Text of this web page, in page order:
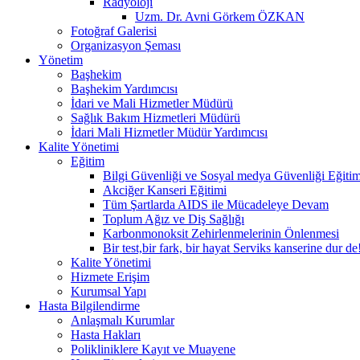
Uzm. Dr. Avni Görkem ÖZKAN
Fotoğraf Galerisi
Organizasyon Şeması
Yönetim
Başhekim
Başhekim Yardımcısı
İdari ve Mali Hizmetler Müdürü
Sağlık Bakım Hizmetleri Müdürü
İdari Mali Hizmetler Müdür Yardımcısı
Kalite Yönetimi
Eğitim
Bilgi Güvenliği ve Sosyal medya Güvenliği
Akciğer Kanseri Eğitimi
Tüm Şartlarda AIDS ile Mücadeleye Devam
Toplum Ağız ve Diş Sağlığı
Karbonmonoksit Zehirlenmelerinin Önlenmesi
Bir test,bir fark, bir hayat Serviks kanserine dur
Kalite Yönetimi
Hizmete Erişim
Kurumsal Yapı
Hasta Bilgilendirme
Anlaşmalı Kurumlar
Hasta Hakları
Polikliniklere Kayıt ve Muayene